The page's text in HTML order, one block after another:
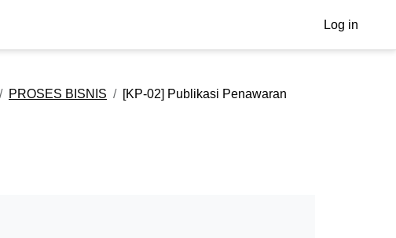
Log in
PROSES BISNIS [KP-02] Publikasi Penawaran